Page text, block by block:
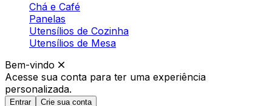
Chá e Café
Panelas
Utensílios de Cozinha
Utensílios de Mesa
Bem-vindo
Acesse sua conta para ter uma experiência
personalizada.
Entrar Crie sua conta